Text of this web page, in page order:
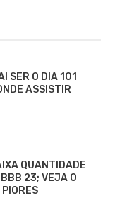
SER O DIA 101
ASSISTIR
QUANTIDADE
BBB 23; VEJA O
PIORES